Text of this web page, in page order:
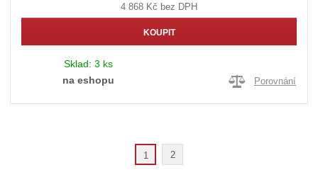
4 868 Kč bez DPH
KOUPIT
Sklad: 3 ks
na eshopu
Porovnání
1 2